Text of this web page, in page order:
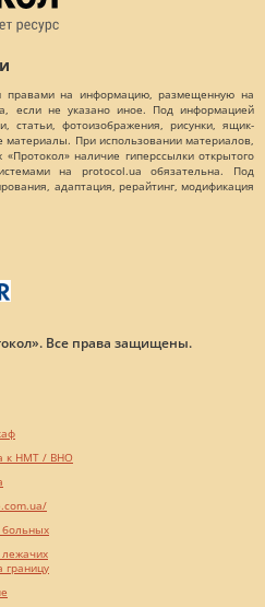
правами на информацию, размещенную на
если не указано иное. Под информацией
статьи, фотоизображения, рисунки, ящик-
материалы. При использовании материалов,
наличие гиперссылки открытого
на protocol.ua обязательна. Под
адаптация, рерайтинг, модификация
Все права защищены.
к НМТ / ВНО
больных
лежачих
границу